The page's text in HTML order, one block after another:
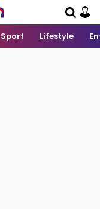
Sport Lifestyle